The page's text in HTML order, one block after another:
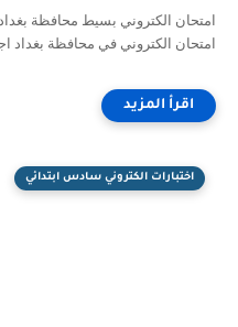
امتحان الكتروني بسيط محافظة
امتحان الكتروني في محافظة بغداد
اختبارات الكتروني سادس ابتدائي